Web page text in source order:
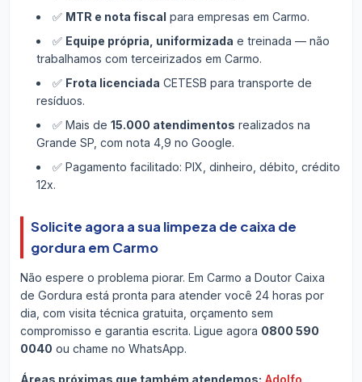
✅ MTR e nota fiscal para empresas em Carmo.
✅ Equipe própria, uniformizada e treinada — não
trabalhamos com terceirizados em Carmo.
✅ Frota licenciada CETESB para transporte de
resíduos.
✅ Mais de 15.000 atendimentos realizados na
Grande SP, com nota 4,9 no Google.
✅ Pagamento facilitado: PIX, dinheiro, débito, crédito
12x.
Solicite agora a sua limpeza de caixa de
gordura em Carmo
Não espere o problema piorar. Em Carmo a Doutor Caixa
de Gordura está pronta para atender você 24 horas por
dia, com visita técnica gratuita, orçamento sem
compromisso e garantia escrita. Ligue agora 0800 590
0040 ou chame no WhatsApp.